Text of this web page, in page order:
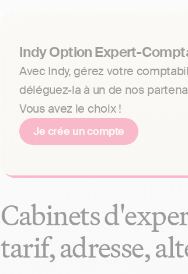
Indy Option Expert-
Avec Indy, gérez votre
déléguez-la à un de nos
Vous avez le choix !
Je crée un compte
Cabinets
tarif, adresse,